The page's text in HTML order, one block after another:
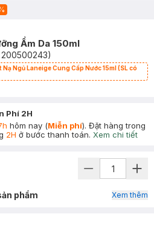
Ẩm Da 150ml
200500243)
Ngủ Laneige Cung Cấp Nước 15ml (SL có
Phí 2H
hôm nay (Miễn phí). Đặt hàng trong
2H ở bước thanh toán. Xem chi tiết
phẩm Xem thêm